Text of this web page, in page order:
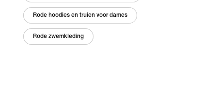
Rode hoodies en truien voor dames
Rode zwemkleding